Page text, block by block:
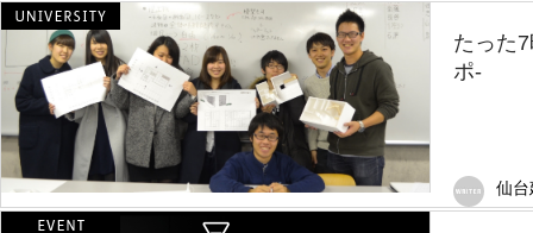
たった
ポ-
仙台